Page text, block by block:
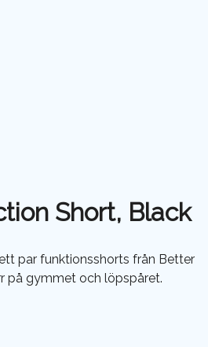
Short, Black
par funktionsshorts från Better
på gymmet och löpspåret.